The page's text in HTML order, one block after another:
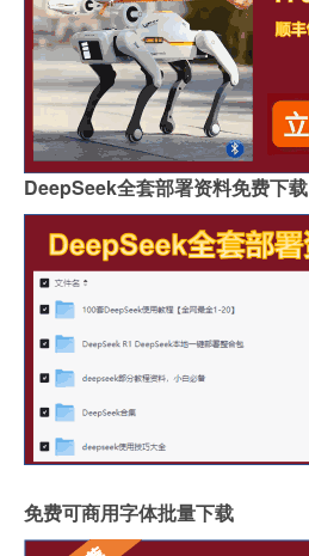
DeepSeek全套部署资料免费下载
免费可商用字体批量下载